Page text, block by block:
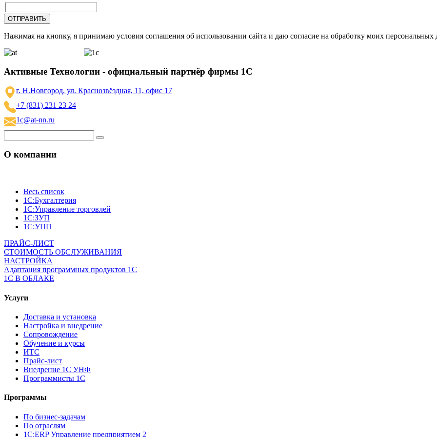
Нажимая на кнопку, я принимаю условия соглашения об использовании сайта и даю согласие на обработку моих персональных
Активные Технологии - официальный партнёр фирмы 1С
г. Н.Новгород, ул. Краснозвёздная, 11, офис 17
+7 (831) 231 23 24
1c@at-nn.ru
О компании
Весь список
1С:Бухгалтерия
1С:Управление торговлей
1С:ЗУП
1С:УПП
ПРАЙС-ЛИСТ
СТОИМОСТЬ ОБСЛУЖИВАНИЯ
НАСТРОЙКА
Адаптация программных продуктов 1С
1С В ОБЛАКЕ
Услуги
Доставка и установка
Настройка и внедрение
Сопровождение
Обучение и курсы
ИТС
Прайс-лист
Внедрение 1С УНФ
Программисты 1С
Программы
По бизнес-задачам
По отраслям
1C:ERP Управление предприятием 2